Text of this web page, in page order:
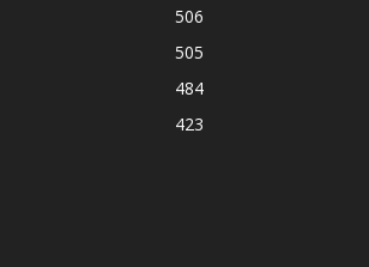
506
505
484
423